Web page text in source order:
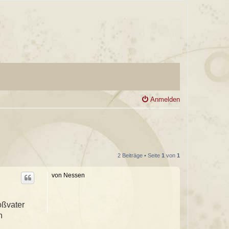
Anmelden
2 Beiträge • Seite 1 von 1
von Nessen